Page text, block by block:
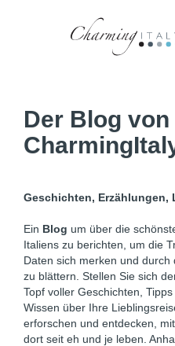
Der Blog von
Geschichten,
Ein Blog um über die
Italiens zu berichten, um die
Daten sich merken und
zu blättern. Stellen Sie sich
Topf voller Geschichten,
Wissen über Ihre
erforschen und entdecken,
dort seit eh und je leben.